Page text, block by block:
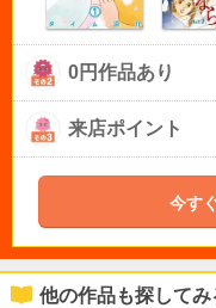
0円作品あり
来店ポイント
今す
他の作品も探してみ